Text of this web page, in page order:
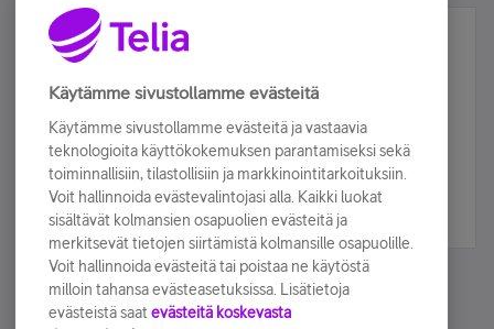
Älä jää paitsi – osallistu ja voita!
Tilaa Telian uutiskirje ja olet mukana arvonnassa.
sähköpostiisi.
Tilaa nyt
Käytämme sivustollamme evästeitä
Käytämme sivustollamme evästeitä ja vastaavia
teknologioita käyttökokemuksen parantamiseksi sekä
toiminnallisiin, tilastollisiin ja markkinointitarkoituksiin.
Voit hallinnoida evästevalintojasi alla. Kaikki luokat
sisältävät kolmansien osapuolien evästeitä ja
merkitsevät tietojen siirtämistä kolmansille osapuolille.
Voit hallinnoida evästeitä tai poistaa ne käytöstä
milloin tahansa evästeasetuksissa. Lisätietoja
evästeistä saat evästeitä koskevasta